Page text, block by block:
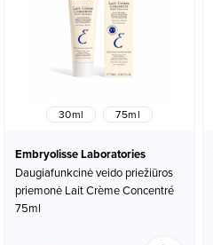
30ml 75ml
Embryolisse Laboratories
Daugiafunkcinė veido priežiūros
priemonė Lait Crème Concentré
75ml